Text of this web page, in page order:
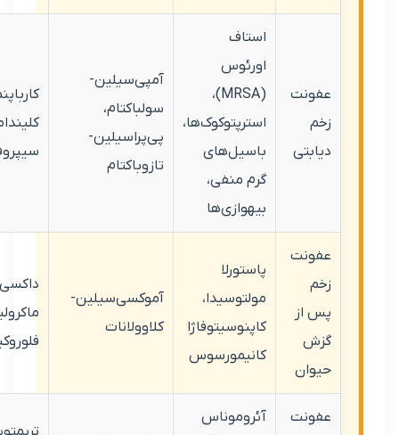
(MRSA)،
استرپتوکوک‌ها،
باسیل‌های
آمپی‌سیلین-
پی‌پراسیلین-
تازوباکتام
کارباپنم‌ها،
کلیندامایسین +
سیپروفلوکساسین
پاستورلا
مولتوسیدا،
کاپنوسیتوفاژا
کانیمورسوس
آموکسی‌سیلین-
کلاوولانات
داکسی‌سایکلین،
ماکرولیدها،
فلوروکینولون‌ها
آئروموناس